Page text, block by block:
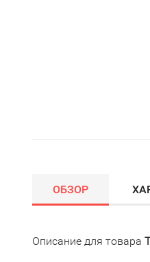
ОБЗОР
Описание для товара